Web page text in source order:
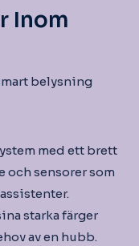
Inom
belysning
med ett brett
och sensorer som
starka färger
av en hubb.